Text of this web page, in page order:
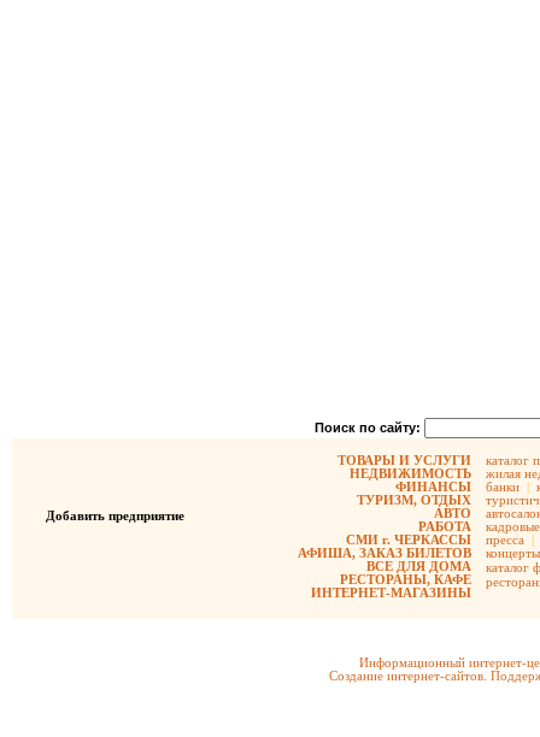
Поиск по сайту:
Добавить предприятие
ТОВАРЫ И УСЛУГИ
НЕДВИЖИМОСТЬ
ФИНАНСЫ
ТУРИЗМ, ОТДЫХ
АВТО
РАБОТА
СМИ г. ЧЕРКАССЫ
АФИША, ЗАКАЗ БИЛЕТОВ
ВСЕ ДЛЯ ДОМА
РЕСТОРАНЫ, КАФЕ
ИНТЕРНЕТ-МАГАЗИНЫ
каталог
жилая
банки |
пресса |
концерты
каталог
Информационный интернет-
Создание интернет-сайтов.